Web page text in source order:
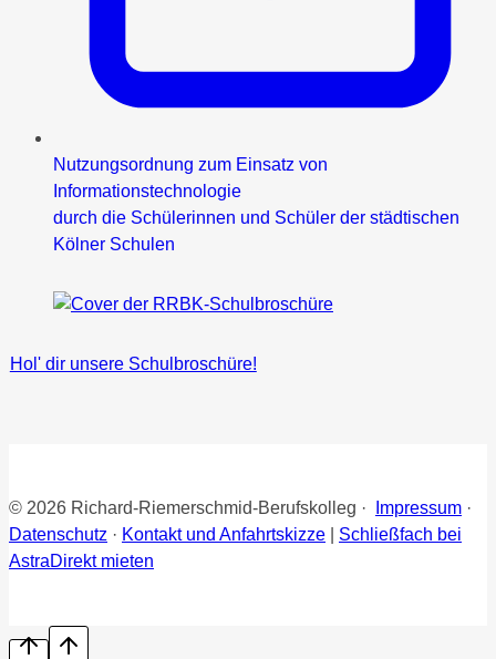
Nutzungsordnung zum Einsatz von
Informationstechnologie
durch die Schülerinnen und Schüler der städtischen
Kölner Schulen
Hol' dir unsere Schulbroschüre!
© 2026 Richard-Riemerschmid-Berufskolleg · Impressum ·
Datenschutz · Kontakt und Anfahrtskizze
Schließfach bei
AstraDirekt mieten